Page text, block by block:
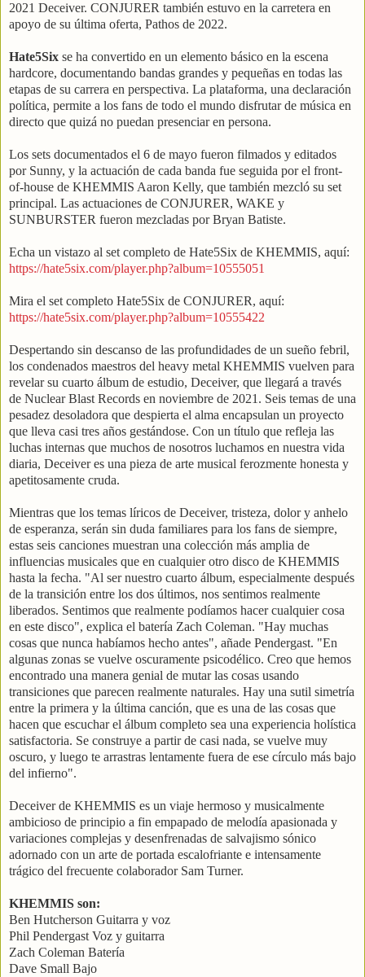
2021 Deceiver. CONJURER también estuvo en la carretera en
apoyo de su última oferta, Pathos de 2022.
Hate5Six se ha convertido en un elemento básico en la escena
hardcore, documentando bandas grandes y pequeñas en todas las
etapas de su carrera en perspectiva. La plataforma, una declaración
política, permite a los fans de todo el mundo disfrutar de música en
directo que quizá no puedan presenciar en persona.
Los sets documentados el 6 de mayo fueron filmados y editados
por Sunny, y la actuación de cada banda fue seguida por el front-
of-house de KHEMMIS Aaron Kelly, que también mezcló su set
principal. Las actuaciones de CONJURER, WAKE y
SUNBURSTER fueron mezcladas por Bryan Batiste.
Echa un vistazo al set completo de Hate5Six de KHEMMIS, aquí:
https://hate5six.com/player.php?album=10555051
Mira el set completo Hate5Six de CONJURER, aquí:
https://hate5six.com/player.php?album=10555422
Despertando sin descanso de las profundidades de un sueño febril,
los condenados maestros del heavy metal KHEMMIS vuelven para
revelar su cuarto álbum de estudio, Deceiver, que llegará a través
de Nuclear Blast Records en noviembre de 2021. Seis temas de una
pesadez desoladora que despierta el alma encapsulan un proyecto
que lleva casi tres años gestándose. Con un título que refleja las
luchas internas que muchos de nosotros luchamos en nuestra vida
diaria, Deceiver es una pieza de arte musical ferozmente honesta y
apetitosamente cruda.
Mientras que los temas líricos de Deceiver, tristeza, dolor y anhelo
de esperanza, serán sin duda familiares para los fans de siempre,
estas seis canciones muestran una colección más amplia de
influencias musicales que en cualquier otro disco de KHEMMIS
hasta la fecha. "Al ser nuestro cuarto álbum, especialmente después
de la transición entre los dos últimos, nos sentimos realmente
liberados. Sentimos que realmente podíamos hacer cualquier cosa
en este disco", explica el batería Zach Coleman. "Hay muchas
cosas que nunca habíamos hecho antes", añade Pendergast. "En
algunas zonas se vuelve oscuramente psicodélico. Creo que hemos
encontrado una manera genial de mutar las cosas usando
transiciones que parecen realmente naturales. Hay una sutil simetría
entre la primera y la última canción, que es una de las cosas que
hacen que escuchar el álbum completo sea una experiencia holística
satisfactoria. Se construye a partir de casi nada, se vuelve muy
oscuro, y luego te arrastras lentamente fuera de ese círculo más bajo
del infierno".
Deceiver de KHEMMIS es un viaje hermoso y musicalmente
ambicioso de principio a fin empapado de melodía apasionada y
variaciones complejas y desenfrenadas de salvajismo sónico
adornado con un arte de portada escalofriante e intensamente
trágico del frecuente colaborador Sam Turner.
KHEMMIS son:
Ben Hutcherson Guitarra y voz
Phil Pendergast Voz y guitarra
Zach Coleman Batería
Dave Small Bajo